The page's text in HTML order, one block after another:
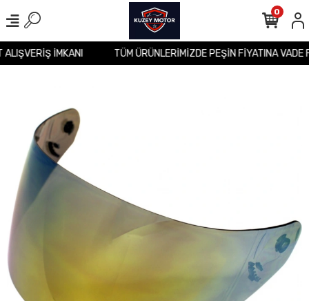
ALIŞVERİŞ İMKANI TÜM ÜRÜNLERİMİZDE PEŞİN FİYATINA
0